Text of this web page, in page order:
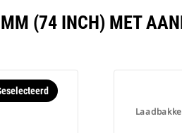
(74 INCH) MET